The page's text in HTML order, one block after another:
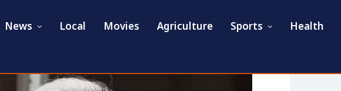
News Local Movies Agriculture Sports Health